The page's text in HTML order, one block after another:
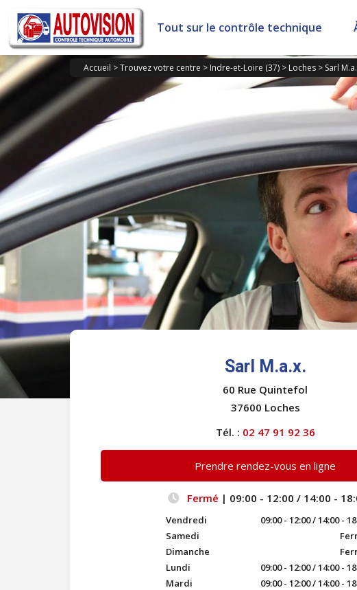
Panneau de gestion des cookies
Tout sur le contrôle technique
Accueil >Trouvez votre centre > Indre-et-Loire (37) > Loches > Sarl
Sarl M.a.x.
60 Rue Quintefol
37600 Loches
Tél. : 02 47 91 92 36
Prendre rendez-vous en ligne
Fermé | 09:00 - 12:00 / 14:00 -
Vendredi
09:00 - 12:00 / 14:00 -
Samedi
Dimanche
Lundi
09:00 - 12:00 / 14:00 -
Mardi
09:00 - 12:00 / 14:00 -